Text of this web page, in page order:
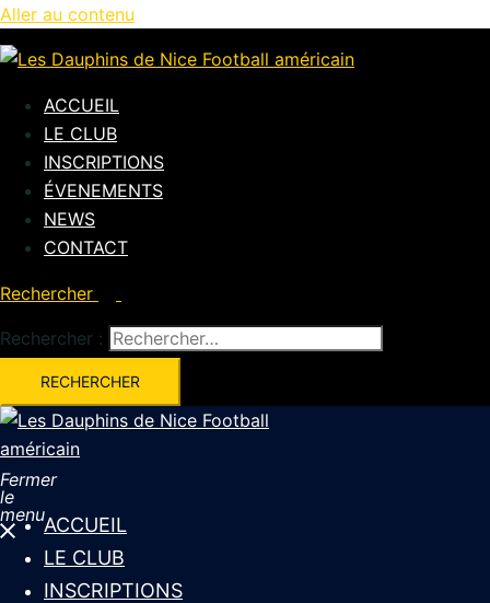
Aller au contenu
ACCUEIL
LE CLUB
INSCRIPTIONS
ÉVENEMENTS
NEWS
CONTACT
Rechercher
Rechercher :
Fermer
le
menuACCUEIL
LE CLUB
INSCRIPTIONS